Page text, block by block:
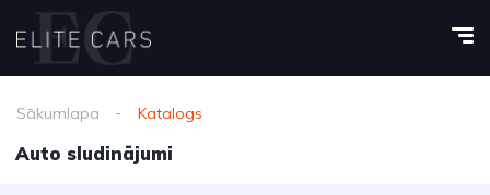
Sākumlapa Katalogs
Auto sludinājumi